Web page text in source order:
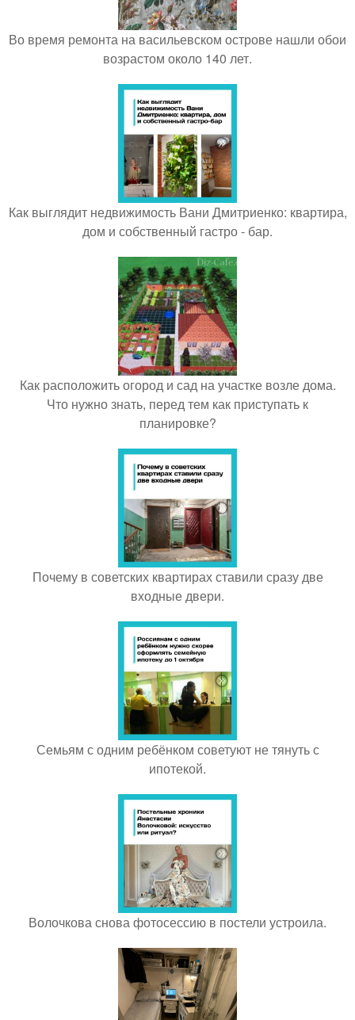
Во время ремонта на васильевском острове нашли обои
возрастом около 140 лет.
Как выглядит недвижимость Вани Дмитриенко: квартира,
дом и собственный гастро - бар.
Как расположить огород и сад на участке возле дома.
Что нужно знать, перед тем как приступать к
планировке?
Почему в советских квартирах ставили сразу две
входные двери.
Семьям с одним ребёнком советуют не тянуть с
ипотекой.
Волочкова снова фотосессию в постели устроила.